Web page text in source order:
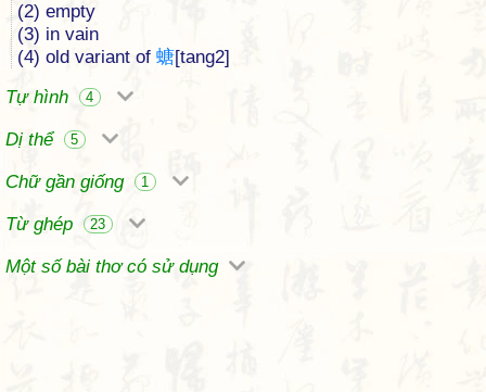
(2) empty
(3) in vain
(4) old variant of 螗[tang2]
Tự hình
4
Dị thể 5
Chữ gần giống 1
Từ ghép 23
Một số bài thơ có sử dụng